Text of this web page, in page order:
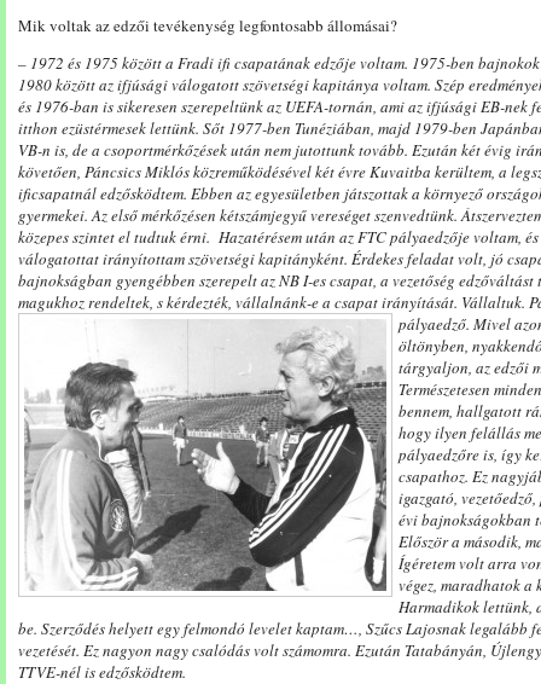
Mik voltak az edzői tevékenység legfontosabb állomásai?
– 1972 és 1975 között a Fradi ifi csapatának edzője voltam. 1975-ben
1980 között az ifjúsági válogatott szövetségi kapitánya voltam. Szép
és 1976-ban is sikeresen szerepeltünk az UEFA-tornán, ami az ifjúsági EB-nek
itthon ezüstérmesek lettünk. Sőt 1977-ben Tunéziában, majd 1979-ben
VB-n is, de a csoportmérkőzések után nem jutottunk tovább. Ezután két évig
követően, Páncsics Miklós közreműködésével két évre Kuvaitba kerültem, a
ificsapatnál edzősködtem. Ebben az egyesületben játszottak a környező
gyermekei. Az első mérkőzésen kétszámjegyű vereséget szenvedtünk.
közepes szintet el tudtuk érni. Hazatérésem után az FTC pályaedzője voltam,
válogatottat irányítottam szövetségi kapitányként. Érdekes feladat volt, jó
bajnokságban gyengébben szerepelt az NB I-es csapat, a vezetőség
magukhoz rendeltek, s kérdezték, vállalnánk-e a csapat irányítását. Vállaltuk.
pályaedző. Mivel
öltönyben,
tárgyaljon, az edzői
Természetesen
bennem, hallgatott
hogy ilyen felállás
pályaedzőre is, így
csapathoz. Ez
igazgató,
évi bajnokságokban
Először a második,
Ígéretem volt arra
végez, maradhatok
Harmadikok lettünk,
be. Szerződés helyett egy felmondó levelet kaptam…, Szűcs Lajosnak
vezetését. Ez nagyon nagy csalódás volt számomra. Ezután Tatabányán,
TTVE-nél is edzősködtem.